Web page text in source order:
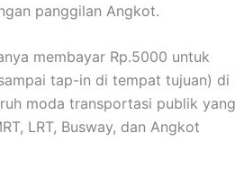
panggilan Angkot.
membayar Rp.5000 untuk
tap-in di tempat tujuan) di
moda transportasi publik yang
LRT, Busway, dan Angkot